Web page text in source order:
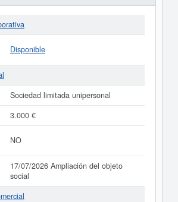
Disponible
Sociedad limitada unipersonal
3.000 €
NO
17/07/2026 Ampliación del objeto
social